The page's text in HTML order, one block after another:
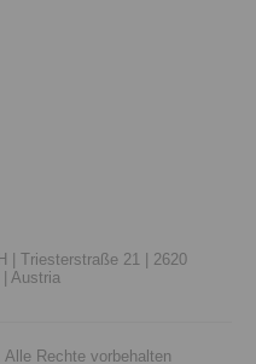
Triesterstraße 21 |
2620
Austria
Rechte vorbehalten